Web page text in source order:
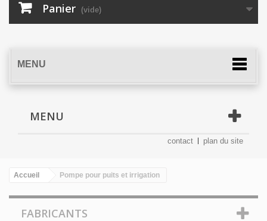
Panier (vide)
MENU
MENU
contact plan du site
Accueil Pompe pour puits et irrigation
FABRICANTS